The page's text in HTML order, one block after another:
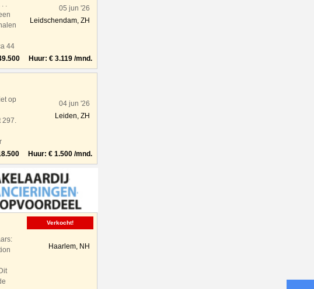
.
44
05 jun '26
Leidschendam, ZH
49.500 Huur: € 3.119 /mnd.
op
297.
04 jun '26
Leiden, ZH
Huur: € 1.500 /mnd.
Haarlem, NH
Verkocht!